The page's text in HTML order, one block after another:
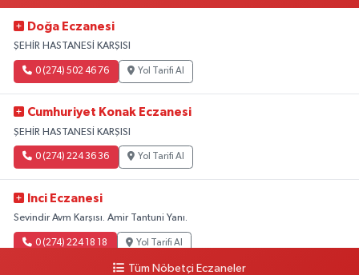
Doğa Eczanesi
ŞEHİR HASTANESİ KARŞISI
0 (274) 502 46 76 Yol Tarifi Al
Cumhuriyet Konak Eczanesi
ŞEHİR HASTANESİ KARŞISI
0 (274) 224 36 36 Yol Tarifi Al
Inci Eczanesi
Sevindir Avm Karşısı. Amir Tantuni Yanı.
0 (274) 224 18 18 Yol Tarifi Al
Tüm Nöbetçi Eczaneler